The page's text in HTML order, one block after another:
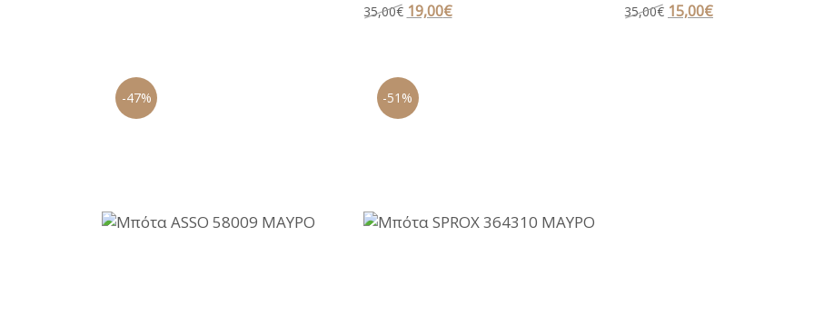
35,00€ Original
35,00€.
19,00€Η
35,00€ Original
15,00€Η
-47% -51%